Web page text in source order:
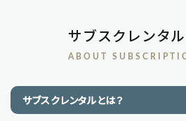
サブスクレンタ
ABOUT
サブスクレンタルとは？